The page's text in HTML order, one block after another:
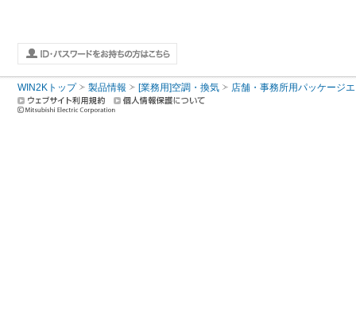
WIN2Kトップ 製品情報 [業務用]空調・換気 店舗・事務所用パッケージ